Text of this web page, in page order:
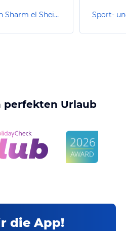
Sehenswürdigkeiten in Sharm el Sheikh/Na'ama Bay
perfekten Urlaub
die App!